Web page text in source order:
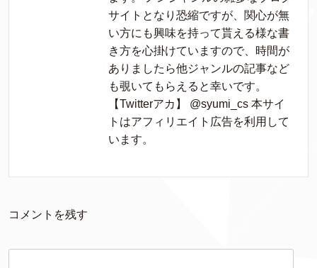
サイトとなり恐縮ですが、関心が無
い方にも興味を持って貰える様な書
き方を心掛けていますので、時間が
ありましたら他ジャンルの記事など
も覗いてもらえると幸いです。
【Twitterアカ】 @syumi_cs 本サイ
トはアフィリエイト広告を利用して
います。
コメントを残す